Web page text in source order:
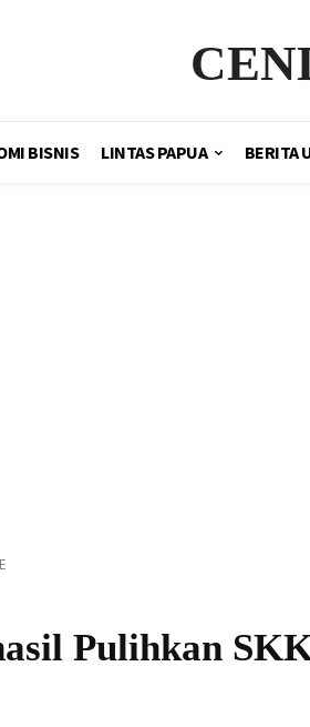
BISNIS LINTAS PAPUA BERITA
Pulihkan